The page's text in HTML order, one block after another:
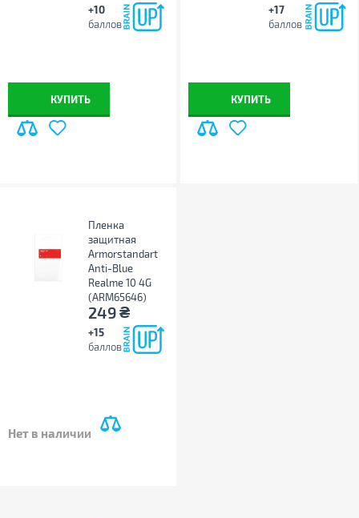
+10
баллов
КУПИТЬ
+17
баллов
КУПИТЬ
Пленка
защитная
Armorstandart
Anti-Blue
Realme 10 4G
(ARM65646)
249₴
+15
баллов
Нет в наличии